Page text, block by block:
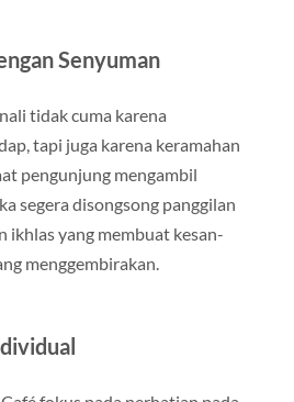
Senyuman
tidak cuma karena
tapi juga karena keramahan
pengunjung mengambil
segera disongsong panggilan
ikhlas yang membuat kesan-
menggembirakan.